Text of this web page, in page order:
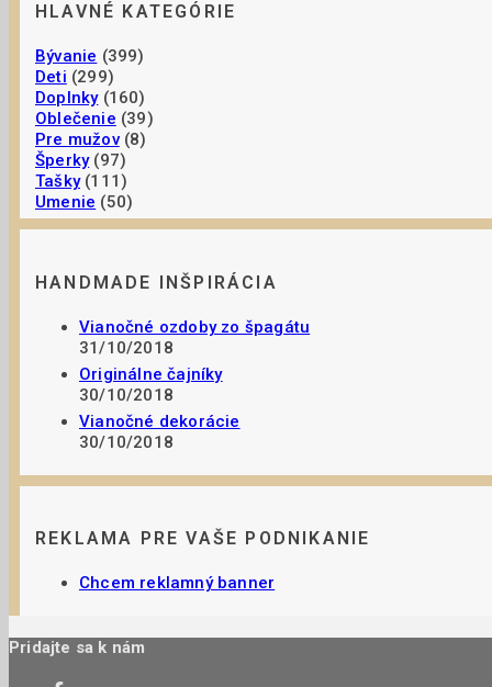
HLAVNÉ KATEGÓRIE
Bývanie (399)
Deti (299)
Doplnky(160)
Oblečenie (39)
Pre mužov(8)
Šperky(97)
Tašky(111)
Umenie (50)
HANDMADE INŠPIRÁCIA
Vianočné ozdoby zo špagátu
31/10/2018
Originálne čajníky
30/10/2018
Vianočné dekorácie
30/10/2018
REKLAMA PRE VAŠE PODNIKANIE
Chcem reklamný banner
Pridajte sa k nám